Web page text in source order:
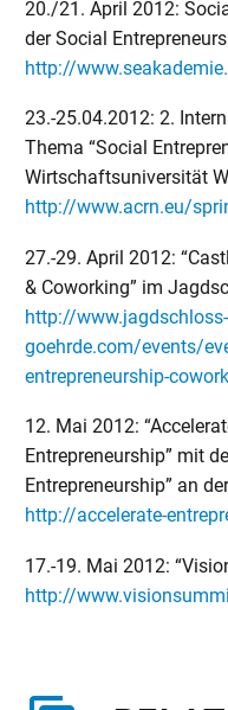
20./21. April 2012:
der Social
http://
23.-25.04.2012: 2.
Thema “Social
Wirtschaftsuniversität
http://www.acrn.eu/
27.-29. April 2012:
& Coworking” im
http://www.jagdschloss-
goehrde.com/events/
entrepreneurship-
12. Mai 2012:
Entrepreneurship” mit
Entrepreneurship” an
http://accelerate-
17.-19. Mai 2012:
http://